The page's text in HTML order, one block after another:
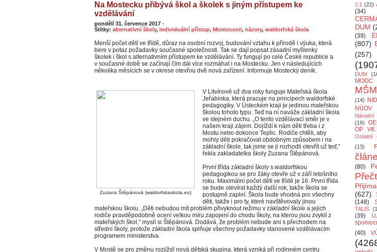
Na Mostecku přibývá škol a školek s jiným přístupem ke
vzdělávání
pondělí 31. července 2017 ·
Štítky: alternativní školy, individuální přístup, Montessori, názory, waldorfská škola
Menší počet dětí ve třídě, důraz na osobní rozvoj, budování vztahu k přírodě i výuka, která
bere v potaz požadavky současné společnosti. Tak se dají popsat zásadní myšlenky
školek i škol s alternativním přístupem ke vzdělávání. Ty fungují po celé České republice a
v současné době se začínají čím dál více rozmáhat i na Mostecku. Jen v následujících
několika měsících se v okrese otevřou dvě nová zařízení. Informuje Mostecký deník.
Zuzana Štěpánová (waldorfskaskola.eu)
V Litvínově už dva roky funguje Mateřská škola
Jeřabinka, která pracuje na principech waldorfské
pedagogiky. V Ústeckém kraji je jedinou mateřskou
školou tohoto typu. Teď na ní naváže základní škola
ve stejném duchu. „O tento vzdělávací směr je v
našem kraji zájem. Dojíždí k nám děti třeba i z
Mostu nebo dokonce Teplic. Rodiče chtěli, aby
mohly děti pokračovat obdobným způsobem i na
základní škole, tak jsme se ji rozhodli otevřít už teď,“
řekla zakladatelka školy Zuzana Štěpánová.
První třída základní školy s waldorfskou
pedagogikou se pro žáky otevře už v září letošního
roku. Maximální počet dětí ve třídě je 16. První třída
se bude otevírat každý další rok, takže škola se
postupně zaplní. Škola bude vhodná pro všechny
děti, takže i pro ty, které navštěvovaly jinou
mateřskou školu. „Děti nebudou mít problém přivyknout režimu v základní škole a jejich
rodiče pravděpodobně ocení velkou míru zapojení do chodu školy, na kterou jsou zvyklí z
mateřských škol,“ myslí si Štěpánová. Dodává, že problém nebude ani s přechodem na
střední školy, protože základní škola splňuje všechny požadavky stanovené vzdělávacím
programem ministerstva.
V Mostě se pro změnu rozjíždí nová dětská skupina, která vzniká při rodinném centru
1:1 (22)
(34)
DUM
(39)
(807)
(257)
DUM
MOOC
(14)
NÚOV
(16)
OP VK
Ostatní
(13)
(80)
(627)
(148)
TALIS
(39)
(40)